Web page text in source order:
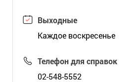
Выходные
Каждое воскресенье
Телефон для справок
02-548-5552